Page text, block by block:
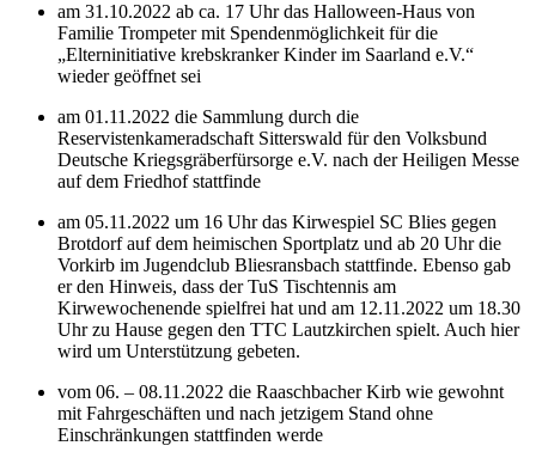
am 31.10.2022 ab ca. 17 Uhr das Halloween-Haus von
Familie Trompeter mit Spendenmöglichkeit für die
„Elterninitiative krebskranker Kinder im Saarland e.V.“
wieder geöffnet sei
am 01.11.2022 die Sammlung durch die
Reservistenkameradschaft Sitterswald für den Volksbund
Deutsche Kriegsgräberfürsorge e.V. nach der Heiligen Messe
auf dem Friedhof stattfinde
am 05.11.2022 um 16 Uhr das Kirwespiel SC Blies gegen
Brotdorf auf dem heimischen Sportplatz und ab 20 Uhr die
Vorkirb im Jugendclub Bliesransbach stattfinde. Ebenso gab
er den Hinweis, dass der TuS Tischtennis am
Kirwewochenende spielfrei hat und am 12.11.2022 um 18.30
Uhr zu Hause gegen den TTC Lautzkirchen spielt. Auch hier
wird um Unterstützung gebeten.
vom 06. – 08.11.2022 die Raaschbacher Kirb wie gewohnt
mit Fahrgeschäften und nach jetzigem Stand ohne
Einschränkungen stattfinden werde